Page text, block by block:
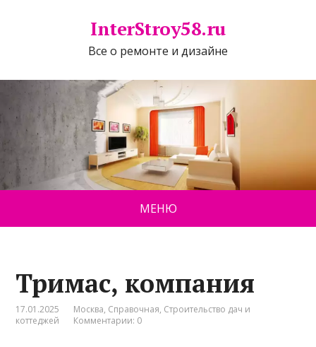
InterStroy58.ru
Все о ремонте и дизайне
МЕНЮ
Тримас, компания
17.01.2025 Москва, Справочная, Строительство дач и
коттеджей
Комментарии: 0